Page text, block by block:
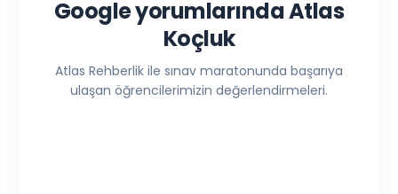
Google yorumlarında Atlas
Koçluk
Atlas Rehberlik ile sınav maratonunda başarıya
ulaşan öğrencilerimizin değerlendirmeleri.